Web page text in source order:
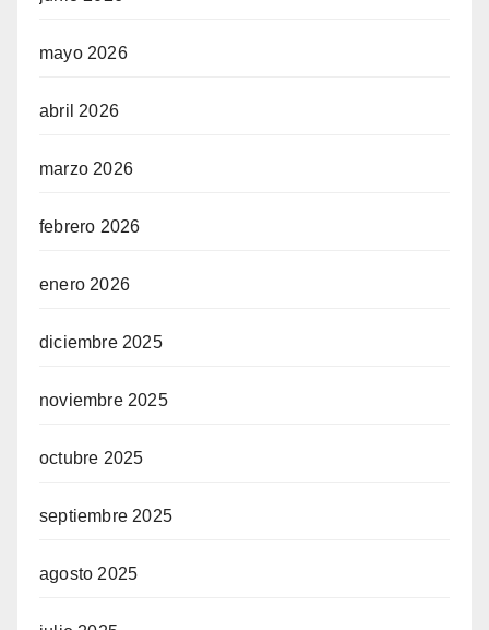
mayo 2026
abril 2026
marzo 2026
febrero 2026
enero 2026
diciembre 2025
noviembre 2025
octubre 2025
septiembre 2025
agosto 2025